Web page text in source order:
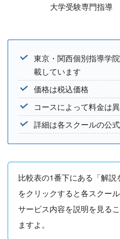
大学受験専門指導
東京・関西個別指導学
載しています
価格は税込価格
コースによって料金は
詳細は各スクールの公
比較表の1番下にある「解説
をクリックすると各スクー
サービス内容を説明を見る
ますよ。